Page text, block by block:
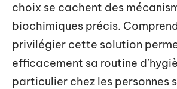
choix se cachent des
biochimiques précis.
privilégier cette solution
efficacement sa routine
particulier chez les personnes